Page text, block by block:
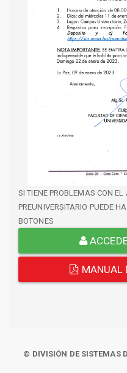
SI TIENE PROBLEMAS CON
PREUNIVERSITARIO PUEDE
BOTONES
MANUAL
© DIVISIÓN DE SISTEMAS